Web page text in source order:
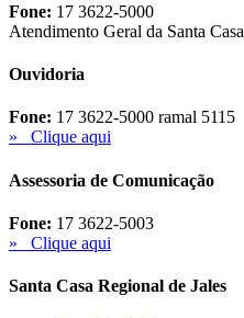
Fone: 17 3622-5000
Atendimento Geral da Santa Casa
Ouvidoria
Fone: 17 3622-5000 ramal 5115
» Clique aqui
Assessoria de Comunicação
Fone: 17 3622-5003
» Clique aqui
Santa Casa Regional de Jales